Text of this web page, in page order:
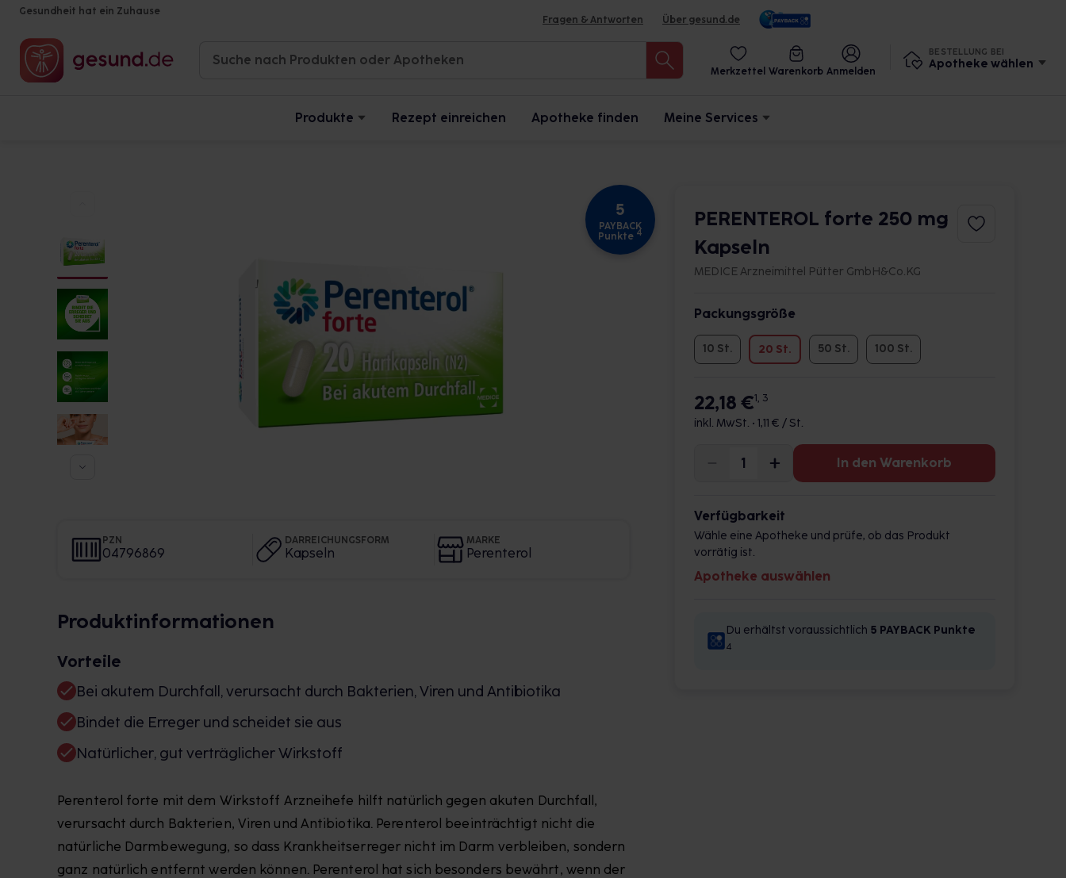
Gesundheit hat ein Zuhause
Fragen & Antworten Über gesund.de
Merkzettel Warenkorb Anmelden
BESTELLUNG BEI
Apotheke wählen
Produkte Rezept einreichen Apotheke finden Meine Services
5
PAYBACK
Punkte 4
PZN
04796869
DARREICHUNGSFORM
Kapseln
MARKE
Perenterol
Produktinformationen
Vorteile
Bei akutem Durchfall, verursacht durch Bakterien, Viren und Antibiotika
Bindet die Erreger und scheidet sie aus
Natürlicher, gut verträglicher Wirkstoff
Perenterol forte mit dem Wirkstoff Arzneihefe hilft natürlich gegen akuten Durchfall,
verursacht durch Bakterien, Viren und Antibiotika. Perenterol beeinträchtigt nicht die
natürliche Darmbewegung, so dass Krankheitserreger nicht im Darm verbleiben, sondern
ganz natürlich entfernt werden können. Perenterol hat sich besonders bewährt, wenn der
PERENTEROL forte 250 mg
Kapseln
MEDICE Arzneimittel Pütter GmbH&Co.KG
Packungsgröße
10 St. 20 St. 50 St. 100 St.
22,18 €1, 3
inkl. MwSt. • 1,11 € / St.
In den Warenkorb
Verfügbarkeit
Wähle eine Apotheke und prüfe, ob das Produkt
vorrätig ist.
Apotheke auswählen
Du erhältst voraussichtlich 5 PAYBACK Punkte
4